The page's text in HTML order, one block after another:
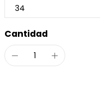
34
Cantidad